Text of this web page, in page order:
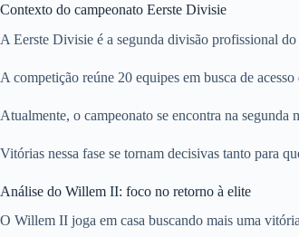
Contexto do campeonato Eerste Divisie
A Eerste Divisie é a segunda divisão profissional
A competição reúne 20 equipes em busca de
Atualmente, o campeonato se encontra na segunda
Vitórias nessa fase se tornam decisivas tanto para
Análise do Willem II: foco no retorno à elite
O Willem II joga em casa buscando mais uma